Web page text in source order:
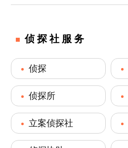
侦探社服务
侦探
侦探所
立案侦探社